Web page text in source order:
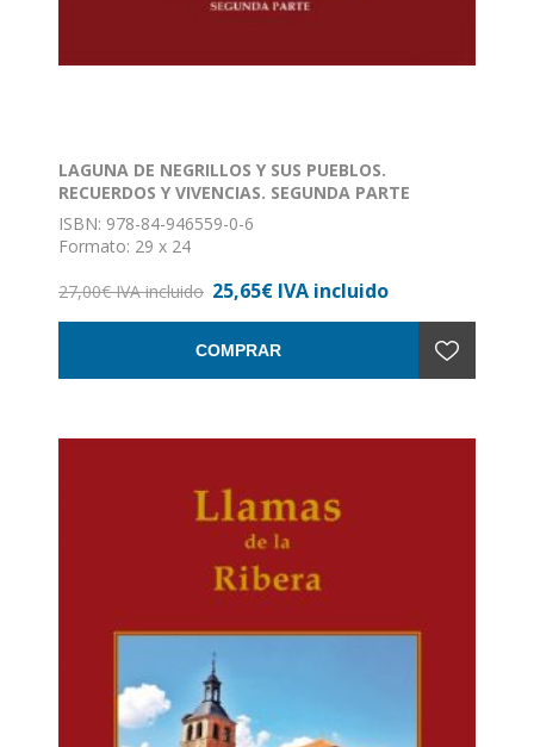
LAGUNA DE NEGRILLOS Y SUS PUEBLOS.
RECUERDOS Y VIVENCIAS. SEGUNDA PARTE
ISBN: 978-84-946559-0-6
Formato: 29 x 24
Encuadernación: Tapa dura
27,00€ IVA incluido 25,65€ IVA incluido
COMPRAR